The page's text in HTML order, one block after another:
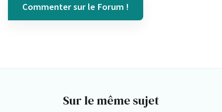
Commenter sur le Forum !
Sur le même sujet